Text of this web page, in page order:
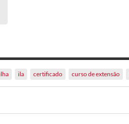
ila certificado curso de extensão